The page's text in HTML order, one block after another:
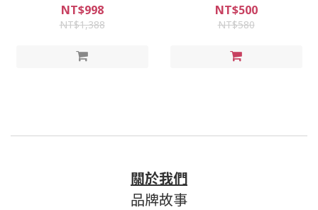
NT$998
NT$1,388
NT$500
NT$580
關於我們
品牌故事